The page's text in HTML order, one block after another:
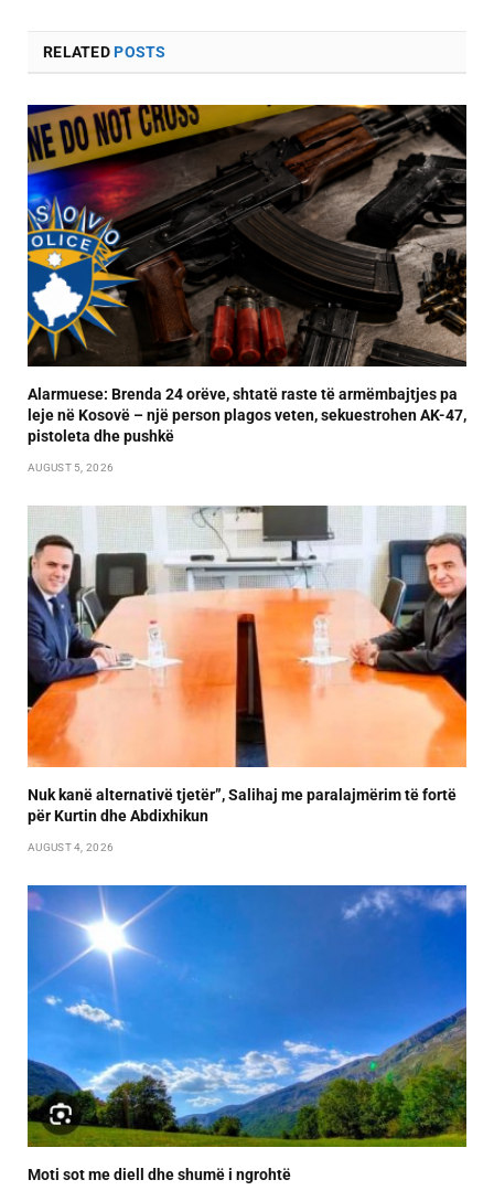
RELATEDPOSTS
Alarmuese: Brenda 24 orëve, shtatë raste të armëmbajtjes pa
leje në Kosovë – një person plagos veten, sekuestrohen AK-47,
pistoleta dhe pushkë
AUGUST 5, 2026
Nuk kanë alternativë tjetër”, Salihaj me paralajmërim të fortë
për Kurtin dhe Abdixhikun
AUGUST 4, 2026
Moti sot me diell dhe shumë i ngrohtë